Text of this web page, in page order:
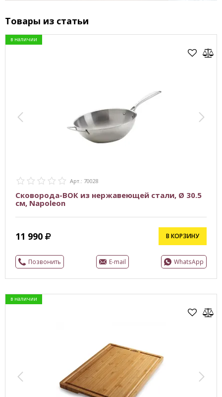
Товары из статьи
в наличии
Арт.: 70028
Сковорода-ВОК из нержавеющей стали, Ø 30.5
см, Napoleon
11 990 В КОРЗИНУ
Позвонить E-mail WhatsApp
в наличии